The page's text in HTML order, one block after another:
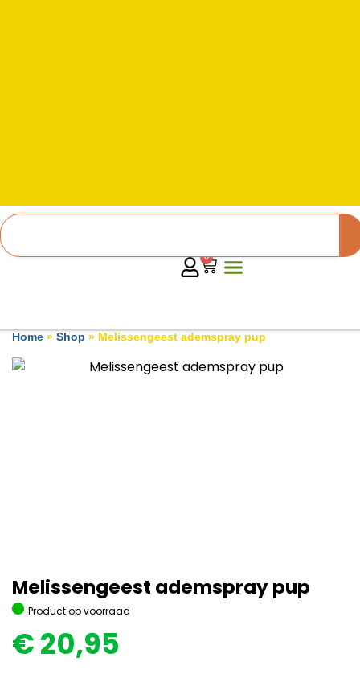
0
Home » Shop » Melissengeest ademspray pup
Melissengeest ademspray pup
Product op voorraad
€20,95